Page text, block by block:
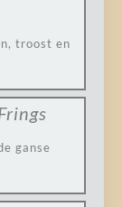
troost en
ganse